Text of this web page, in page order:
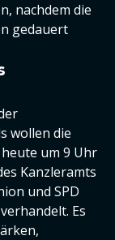
nachdem die
gedauert
wollen die
um 9 Uhr
Kanzleramts
und SPD
Es